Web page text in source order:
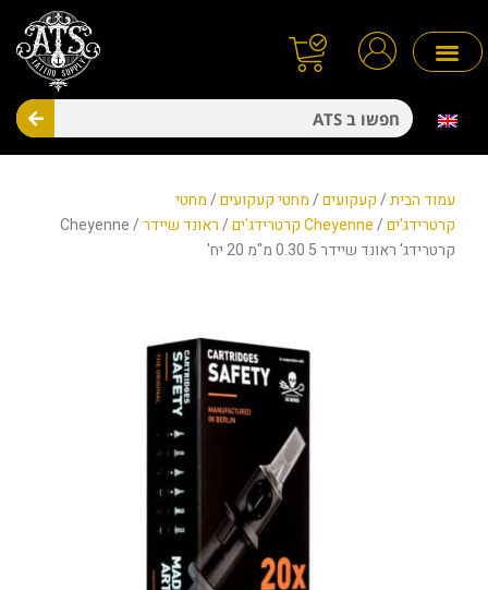
לתוכן
עמוד הבית/קעקועים/מחטי קעקועים/מחטי
קרטרידג'ים/Cheyenne קרטרידג'ים /ראונד שיידר
/ Cheyenne
קרטרידג' ראונד שיידר 5 0.30 מ"מ 20 יח'